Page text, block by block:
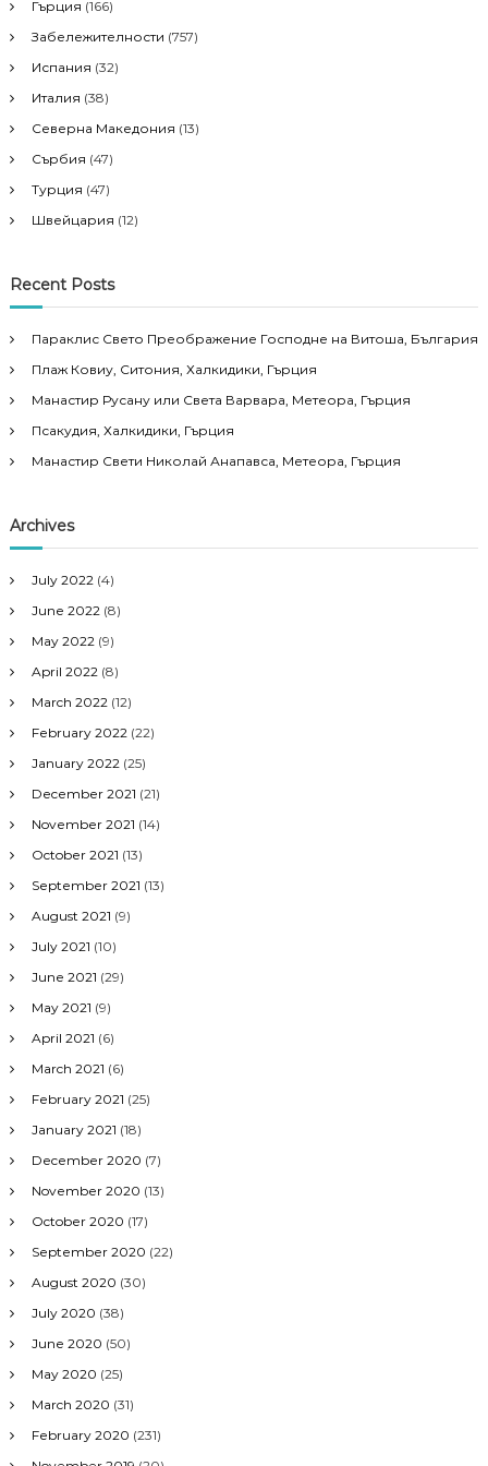
t
i
o
n
Гърция (166)
Забележителности (757)
Испания (32)
Италия (38)
Северна Македония (13)
Сърбия (47)
Турция (47)
Швейцария (12)
Recent Posts
Параклис Свето Преображение Господне на Витоша, България
Плаж Ковиу, Ситония, Халкидики, Гърция
Манастир Русану или Света Варвара, Метеора, Гърция
Псакудия, Халкидики, Гърция
Манастир Свети Николай Анапавса, Метеора, Гърция
Archives
July 2022(4)
June 2022(8)
May 2022(9)
April 2022(8)
March 2022(12)
February 2022(22)
January 2022(25)
December 2021 (21)
November 2021 (14)
October 2021 (13)
September 2021 (13)
August 2021 (9)
July 2021 (10)
June 2021 (29)
May 2021 (9)
April 2021 (6)
March 2021 (6)
February 2021 (25)
January 2021 (18)
December 2020 (7)
November 2020 (13)
October 2020 (17)
September 2020 (22)
August 2020 (30)
July 2020 (38)
June 2020 (50)
May 2020 (25)
March 2020 (31)
February 2020 (231)